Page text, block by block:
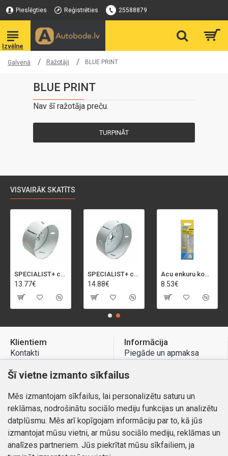
Pieslēgties Reģistrēties 25588879
Galvenā Ražotāji BLUE PRINT
BLUE PRINT
Nav šī ražotāja preču.
TURPINĀT
VISVAIRĀK SKATĪTS
SPECIALIST+ caurumu zāģis BI-METAL, 92 mm
13.77€
SPECIALIST+ caurumu zāģis BI-METAL, 98 mm
14.88€
Acu enkuru komplekts, 3-13 mm, Rapid, 12 gab.
8.53€
Klientiem
Kontakti
Preču atgriešana
Mans profils
Pasūtījumi
Informācija
Piegāde un apmaksa
Atteikuma tiesības
Kontakti
Šī vietne izmanto sīkfailus
Mēs izmantojam sīkfailus, lai personalizētu saturu un
reklāmas, nodrošinātu sociālo mediju funkcijas un analizētu
datplūsmu. Mēs arī kopīgojam informāciju par to, kā jūs
izmantojat mūsu vietni, ar mūsu sociālo mediju, reklāmas un
analīzes partneriem. Jūs piekrītat mūsu sīkfailiem, ja